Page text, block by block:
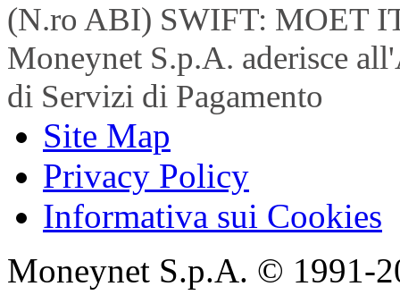
(N.ro ABI) SWIFT: MOET
Moneynet S.p.A. aderisce
di Servizi di Pagamento
Site Map
Privacy Policy
Informativa sui Cookies
Moneynet S.p.A. © 1991-